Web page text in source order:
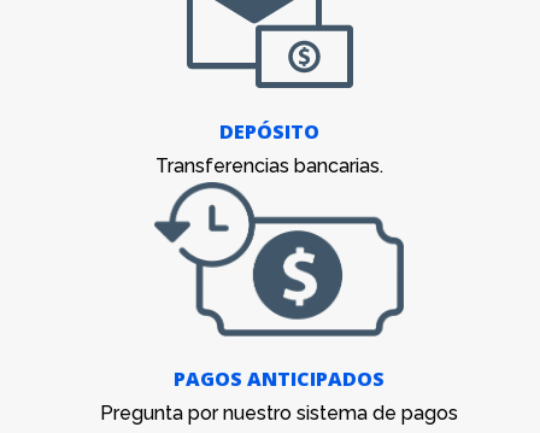
DEPÓSITO
Transferencias bancarias.
PAGOS ANTICIPADOS
Pregunta por nuestro sistema de pagos